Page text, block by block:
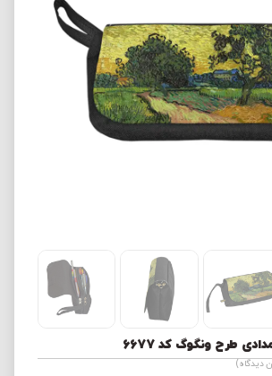
طرح ونگوگ کد 6677
دیدگاه)